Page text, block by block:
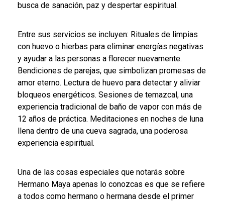
busca de sanación, paz y despertar espiritual.
Entre sus servicios se incluyen: Rituales de limpias
con huevo o hierbas para eliminar energías negativas
y ayudar a las personas a florecer nuevamente.
Bendiciones de parejas, que simbolizan promesas de
amor eterno. Lectura de huevo para detectar y aliviar
bloqueos energéticos. Sesiones de temazcal, una
experiencia tradicional de baño de vapor con más de
12 años de práctica. Meditaciones en noches de luna
llena dentro de una cueva sagrada, una poderosa
experiencia espiritual.
Una de las cosas especiales que notarás sobre
Hermano Maya apenas lo conozcas es que se refiere
a todos como hermano o hermana desde el primer